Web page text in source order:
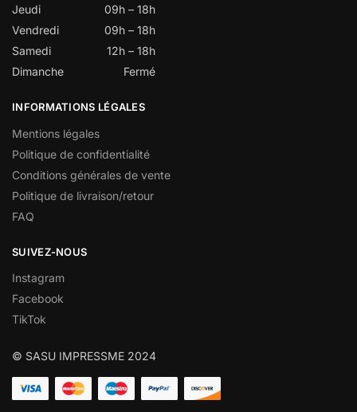
Jeudi
09h – 18h
Vendredi
09h – 18h
Samedi
12h – 18h
Dimanche
Fermé
INFORMATIONS LÉGALES
Mentions légales
Politique de confidentialité
Conditions générales de vente
Politique de livraison/retour
FAQ
SUIVEZ-NOUS
Instagram
Facebook
TikTok
© SASU IMPRESSME 2024